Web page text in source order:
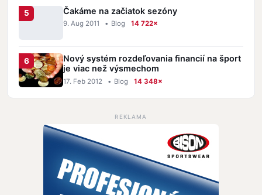
Čakáme na začiatok sezóny
9. Aug 2011 • Blog 14 722×
Nový systém rozdeľovania financií na šport
je viac než výsmechom
17. Feb 2012 • Blog 14 348×
REKLAMA